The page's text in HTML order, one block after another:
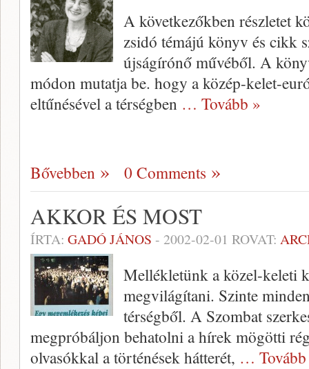
A következőkben részletet
zsidó témájú könyv és cikk
újságírónő művéből. A
módon mutatja be. hogy a közép-kelet-
eltűnésével a térségben … Tovább »
Bővebben 0 Comments
AKKOR ÉS MOST
ÍRTA: GADÓ JÁNOS - 2002-02-01 ROVAT:
Mellékletünk a közel-keleti
megvilágítani. Szinte
térségből. A Szombat
megpróbáljon behatolni a hírek mögötti
olvasókkal a történések hátterét, …